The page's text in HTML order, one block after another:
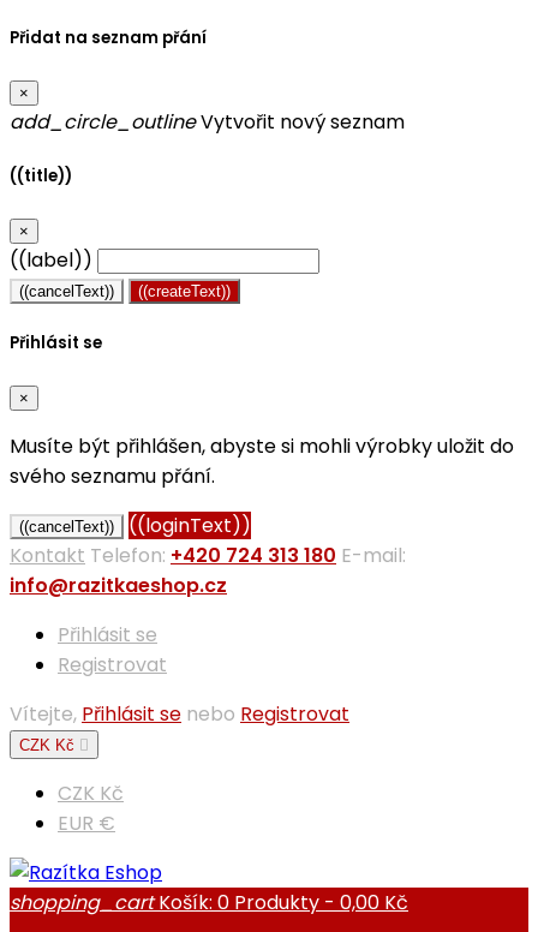
Přidat na seznam přání
×
add_circle_outlineVytvořit nový seznam
((title))
×
((label))
((cancelText)) ((createText))
Přihlásit se
×
Musíte být přihlášen, abyste si mohli výrobky uložit do
svého seznamu přání.
((cancelText))
((loginText))
Kontakt Telefon: +420 724 313 180 E-mail:
info@razitkaeshop.cz
Přihlásit se
Registrovat
Vítejte, Přihlásit se nebo Registrovat
CZK Kč 
CZK Kč
EUR €
shopping_cart Košík: 0 Produkty - 0,00 Kč